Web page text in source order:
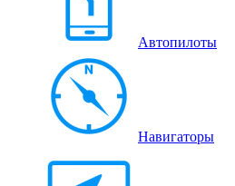
Автопилоты
Навигаторы